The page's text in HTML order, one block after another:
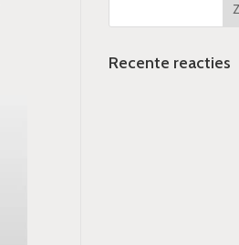
Recente reacties